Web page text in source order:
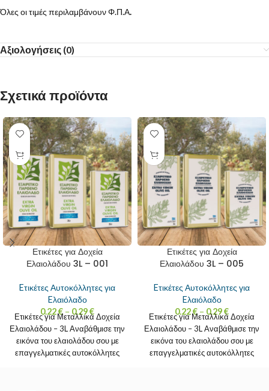
Όλες οι τιμές περιλαμβάνουν Φ.Π.Α.
Αξιολογήσεις (0)
Σχετικά προϊόντα
Ετικέτες για Δοχεία
Ελαιολάδου 3L – 001
Eτικέτες Αυτοκόλλητες για
Eλαιόλαδο
0.22€ – 0.29€
Ετικέτες για Μεταλλικά Δοχεία
Ελαιολάδου – 3L Αναβάθμισε την
εικόνα του ελαιολάδου σου με
επαγγελματικές αυτοκόλλητες
Ετικέτες για Δοχεία
Ελαιολάδου 3L – 005
Eτικέτες Αυτοκόλλητες για
Eλαιόλαδο
0.22€ – 0.29€
Ετικέτες για Μεταλλικά Δοχεία
Ελαιολάδου – 3L Αναβάθμισε την
εικόνα του ελαιολάδου σου με
επαγγελματικές αυτοκόλλητες